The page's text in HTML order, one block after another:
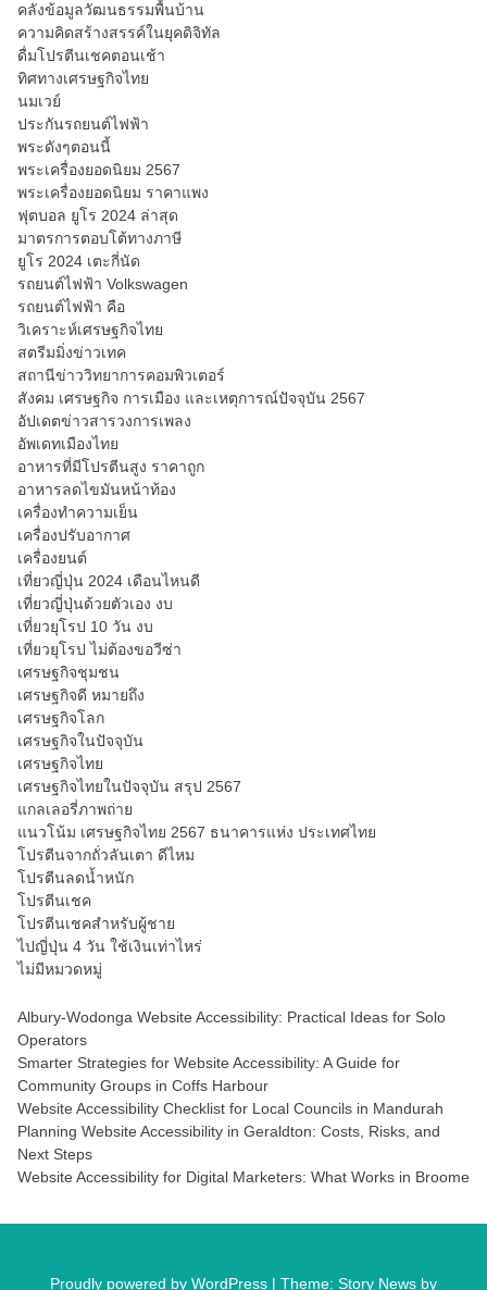
คลังข้อมูลวัฒนธรรมพื้นบ้าน
ความคิดสร้างสรรค์ในยุคดิจิทัล
ดื่มโปรตีนเชคตอนเช้า
ทิศทางเศรษฐกิจไทย
นมเวย์
ประกันรถยนต์ไฟฟ้า
พระดังๆตอนนี้
พระเครื่องยอดนิยม 2567
พระเครื่องยอดนิยม ราคาแพง
ฟุตบอล ยูโร 2024 ล่าสุด
มาตรการตอบโต้ทางภาษี
ยูโร 2024 เตะกี่นัด
รถยนต์ไฟฟ้า Volkswagen
รถยนต์ไฟฟ้า คือ
วิเคราะห์เศรษฐกิจไทย
สตรีมมิ่งข่าวเทค
สถานีข่าววิทยาการคอมพิวเตอร์
สังคม เศรษฐกิจ การเมือง และเหตุการณ์ปัจจุบัน 2567
อัปเดตข่าวสารวงการเพลง
อัพเดทเมืองไทย
อาหารที่มีโปรตีนสูง ราคาถูก
อาหารลดไขมันหน้าท้อง
เครื่องทำความเย็น
เครื่องปรับอากาศ
เครื่องยนต์
เที่ยวญี่ปุ่น 2024 เดือนไหนดี
เที่ยวญี่ปุ่นด้วยตัวเอง งบ
เที่ยวยุโรป 10 วัน งบ
เที่ยวยุโรป ไม่ต้องขอวีซ่า
เศรษฐกิจชุมชน
เศรษฐกิจดี หมายถึง
เศรษฐกิจโลก
เศรษฐกิจในปัจจุบัน
เศรษฐกิจไทย
เศรษฐกิจไทยในปัจจุบัน สรุป 2567
แกลเลอรี่ภาพถ่าย
แนวโน้ม เศรษฐกิจไทย 2567 ธนาคารแห่ง ประเทศไทย
โปรตีนจากถั่วลันเตา ดีไหม
โปรตีนลดน้ำหนัก
โปรตีนเชค
โปรตีนเชคสำหรับผู้ชาย
ไปญี่ปุ่น 4 วัน ใช้เงินเท่าไหร่
ไม่มีหมวดหมู่
Albury-Wodonga Website Accessibility: Practical Ideas for Solo
Operators
Smarter Strategies for Website Accessibility: A Guide for
Community Groups in Coffs Harbour
Website Accessibility Checklist for Local Councils in Mandurah
Planning Website Accessibility in Geraldton: Costs, Risks, and
Next Steps
Website Accessibility for Digital Marketers: What Works in Broome
Proudly powered by WordPress | Theme: Story News by